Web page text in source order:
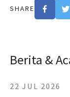
SHARE
Berita &
22 JUL 2026